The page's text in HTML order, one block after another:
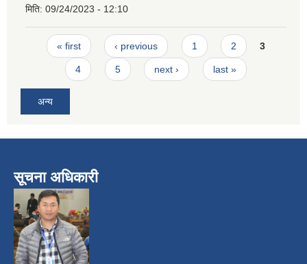
मिति: 09/24/2023 - 12:10
Pages
« first ‹ previous 1 2 3
4 5 next › last »
अन्य
सूचना अधिकारी